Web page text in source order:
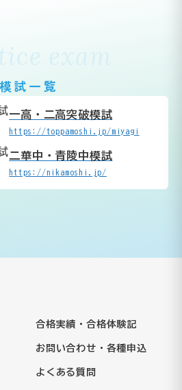
exam
模試一覧
一高・二高突破模試
https://toppamoshi.jp/miyagi
二華中・青陵中模試
https://nikamoshi.jp/
合格実績・合格体験記
お問い合わせ・各種申込
よくある質問